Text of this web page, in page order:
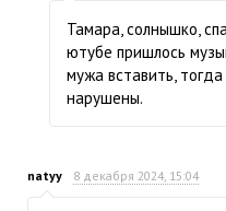
Тамара, солнышко,
ютубе пришлось
мужа вставить,
нарушены.
natyy 8 декабря 2024, 15:04